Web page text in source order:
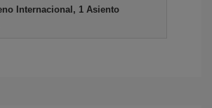
Internacional, 1 Asiento